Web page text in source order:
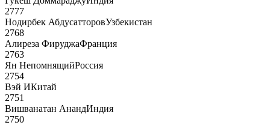
2777
Нодирбек АбдусатторовУзбекистан
2768
Алиреза ФируджаФранция
2763
Ян НепомнящийРоссия
2754
Вэй ИКитай
2751
Вишванатан АнандИндия
2750